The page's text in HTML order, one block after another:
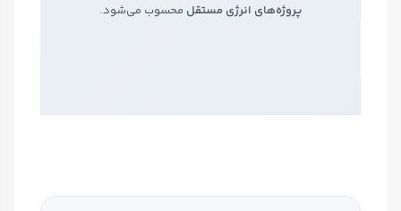
پروژه‌های انرژی مستقل محسوب می‌شود.